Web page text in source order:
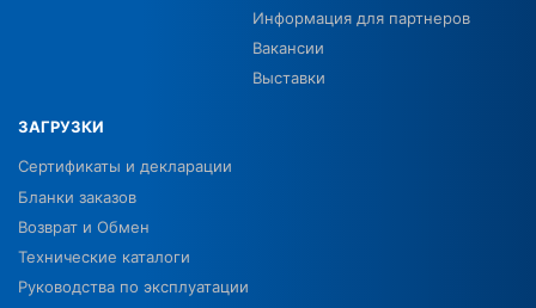
Информация для партнеров
Вакансии
Выставки
ЗАГРУЗКИ
Сертификаты и декларации
Бланки заказов
Возврат и Обмен
Технические каталоги
Руководства по эксплуатации